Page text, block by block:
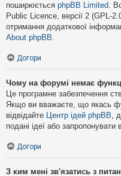
поширюється phpBB Limited.
Public Licence, версії 2 (GPL-
отримання додаткової
About phpBB.
Догори
Чому на форумі немає
Це програмне забезпечення
Якщо ви вважаєте, що якась
відвідайте Центр ідей phpBB,
подані ідеї або запропонувати
Догори
З ким мені зв'язатись з